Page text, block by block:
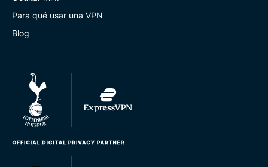
Para qué usar una VPN
Blog